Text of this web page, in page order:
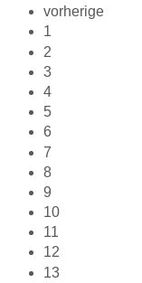
vorherige
1
2
3
4
5
6
7
8
9
10
11
12
13